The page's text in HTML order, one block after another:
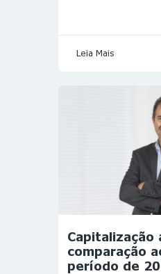
Leia Mais
Capitalização
comparação
período de